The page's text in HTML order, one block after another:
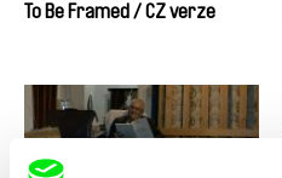
To Be Framed / CZ verze